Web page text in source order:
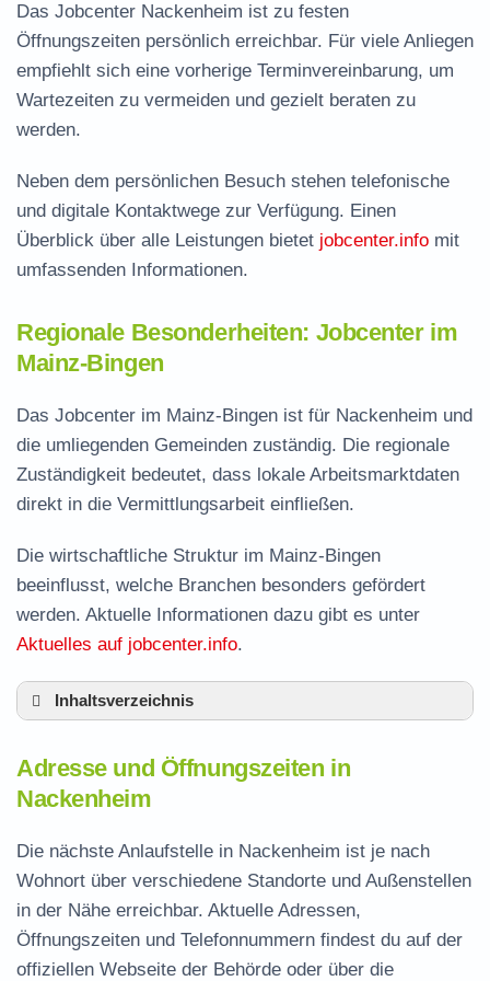
Das Jobcenter Nackenheim ist zu festen
Öffnungszeiten persönlich erreichbar. Für viele Anliegen
empfiehlt sich eine vorherige Terminvereinbarung, um
Wartezeiten zu vermeiden und gezielt beraten zu
werden.
Neben dem persönlichen Besuch stehen telefonische
und digitale Kontaktwege zur Verfügung. Einen
Überblick über alle Leistungen bietet jobcenter.info mit
umfassenden Informationen.
Regionale Besonderheiten: Jobcenter im
Mainz-Bingen
Das Jobcenter im Mainz-Bingen ist für Nackenheim und
die umliegenden Gemeinden zuständig. Die regionale
Zuständigkeit bedeutet, dass lokale Arbeitsmarktdaten
direkt in die Vermittlungsarbeit einfließen.
Die wirtschaftliche Struktur im Mainz-Bingen
beeinflusst, welche Branchen besonders gefördert
werden. Aktuelle Informationen dazu gibt es unter
Aktuelles auf jobcenter.info.
Inhaltsverzeichnis
Leistungen der Arbeitsvermittlung in
Nackenheim
Termin vereinbaren und Bürgergeld beantragen
Jobcenter Mainz-Bingen – zuständige Stelle
Häufige Fragen rund ums Jobcenter
Adresse und Öffnungszeiten in
Nackenheim
Die nächste Anlaufstelle in Nackenheim ist je nach
Wohnort über verschiedene Standorte und Außenstellen
in der Nähe erreichbar. Aktuelle Adressen,
Öffnungszeiten und Telefonnummern findest du auf der
offiziellen Webseite der Behörde oder über die